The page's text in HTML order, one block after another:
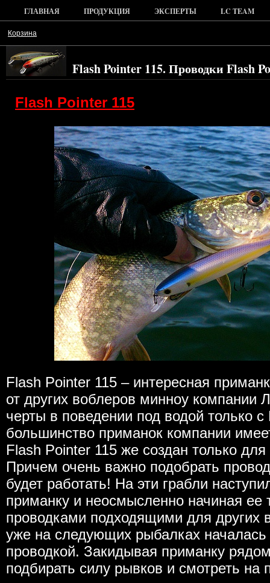
ГЛАВНАЯ ПРОДУКЦИЯ ЭКСПЕРТЫ LC TEAM
Корзина
Flash Pointer 115. Проводки Flash
Flash Pointer 115
Flash Pointer 115 – интересная
от других воблеров минноу
черты в поведении под водой только
большинство приманок компании
Flash Pointer 115 же создан только
Причем очень важно подобрать
будет работать! На эти грабли
приманку и неосмысленно начиная
проводками подходящими для других
уже на следующих рыбалках началась
проводкой. Закидывая приманку
подбирать силу рывков и смотреть на